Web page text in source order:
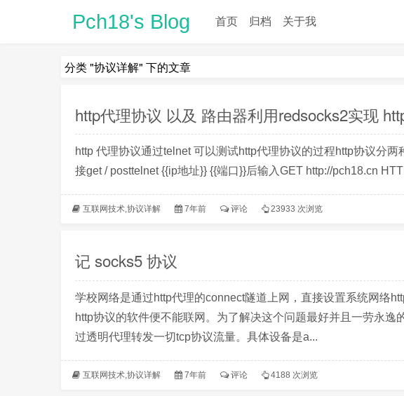
Pch18's Blog 首页 归档 关于我
分类 "协议详解" 下的文章
http代理协议 以及 路由器利用redsocks2实现
http 代理协议通过telnet 可以测试http代理协议的过程http协议分
接get / posttelnet {{ip地址}} {{端口}}后输入GET http://pch18.cn
互联网技术,协议详解 7年前 评论 23933 次浏览
记 socks5 协议
学校网络是通过http代理的connect隧道上网，直接设置系统网络
http协议的软件便不能联网。为了解决这个问题最好并且一劳永逸
过透明代理转发一切tcp协议流量。具体设备是a...
互联网技术 ,协议详解 7年前 评论 4188 次浏览